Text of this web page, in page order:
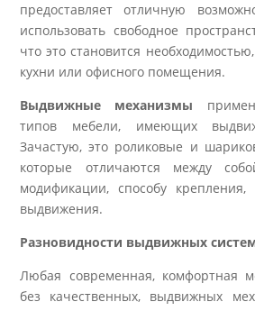
предоставляет отличную
использовать свободное
что это становится
кухни или офисного помещения.
Выдвижные механизмы
типов мебели, имеющих
Зачастую, это роликовые и
которые отличаются между
модификации, способу
выдвижения.
Разновидности выдвижных
Любая современная, комфортная
без качественных, выдвижных